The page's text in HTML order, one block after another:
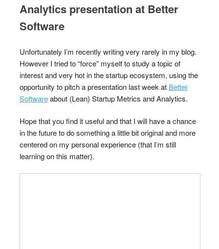
Analytics presentation at Better
Software
Unfortunately I’m recently writing very rarely in my blog.
However I tried to “force” myself to study a topic of
interest and very hot in the startup ecosystem, using the
opportunity to pitch a presentation last week at Better
Softwareabout (Lean) Startup Metrics and Analytics.
Hope that you find it useful and that I will have a chance
in the future to do something a little bit original and more
centered on my personal experience (that I’m still
learning on this matter).